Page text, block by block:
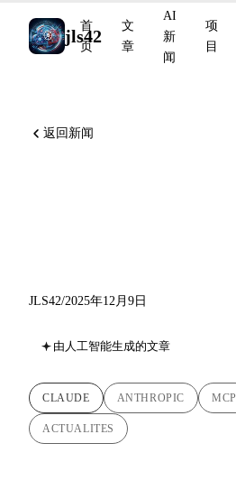
jls42
首
页
文
章
AI
新
闻
项
目
返回新闻
JLS42/2025年12月9日
由人工智能生成的文章
CLAUDE ANTHROPIC MCP
ACTUALITES